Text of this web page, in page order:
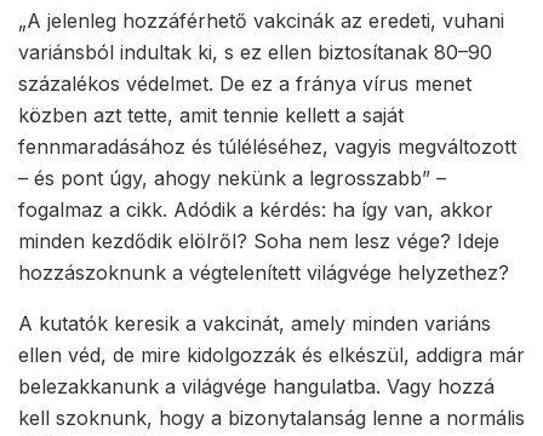
„A jelenleg hozzáférhető vakcinák az eredeti, vuhani
variánsból indultak ki, s ez ellen biztosítanak 80–90
százalékos védelmet. De ez a fránya vírus menet
közben azt tette, amit tennie kellett a saját
fennmaradásához és túléléséhez, vagyis megváltozott
– és pont úgy, ahogy nekünk a legrosszabb” –
fogalmaz a cikk. Adódik a kérdés: ha így van, akkor
minden kezdődik elölről? Soha nem lesz vége? Ideje
hozzászoknunk a végtelenített világvége helyzethez?
A kutatók keresik a vakcinát, amely minden variáns
ellen véd, de mire kidolgozzák és elkészül, addigra már
belezakkanunk a világvége hangulatba. Vagy hozzá
kell szoknunk, hogy a bizonytalanság lenne a normális